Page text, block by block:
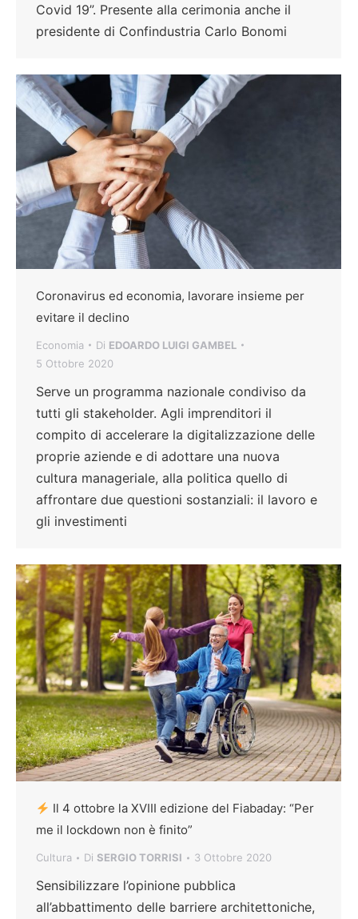
Covid 19”. Presente alla cerimonia anche il
presidente di Confindustria Carlo Bonomi
Coronavirus ed economia, lavorare insieme per
evitare il declino
Economia Di EDOARDO LUIGI GAMBEL
5 Ottobre 2020
Serve un programma nazionale condiviso da
tutti gli stakeholder. Agli imprenditori il
compito di accelerare la digitalizzazione delle
proprie aziende e di adottare una nuova
cultura manageriale, alla politica quello di
affrontare due questioni sostanziali: il lavoro e
gli investimenti
Il 4 ottobre la XVIII edizione del Fiabaday: “Per
me il lockdown non è finito”
Cultura Di SERGIO TORRISI 3 Ottobre 2020
Sensibilizzare l’opinione pubblica
all’abbattimento delle barriere architettoniche,